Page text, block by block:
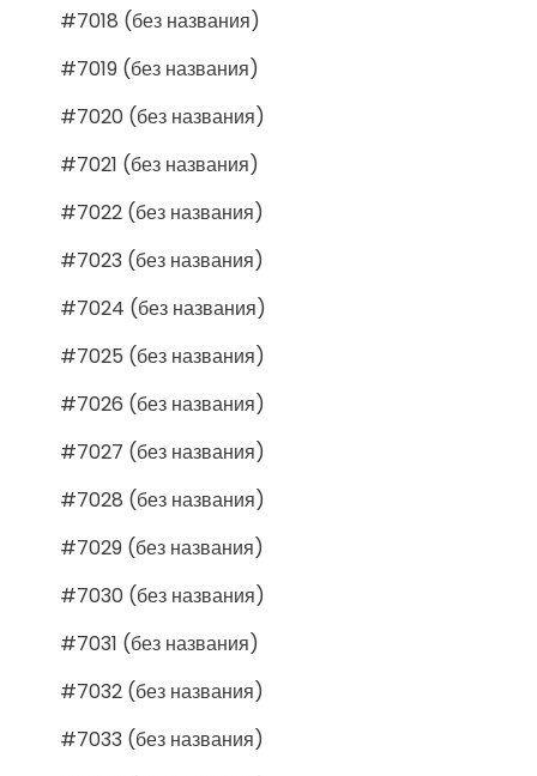
#7018 (без названия)
#7019 (без названия)
#7020 (без названия)
#7021 (без названия)
#7022 (без названия)
#7023 (без названия)
#7024 (без названия)
#7025 (без названия)
#7026 (без названия)
#7027 (без названия)
#7028 (без названия)
#7029 (без названия)
#7030 (без названия)
#7031 (без названия)
#7032 (без названия)
#7033 (без названия)